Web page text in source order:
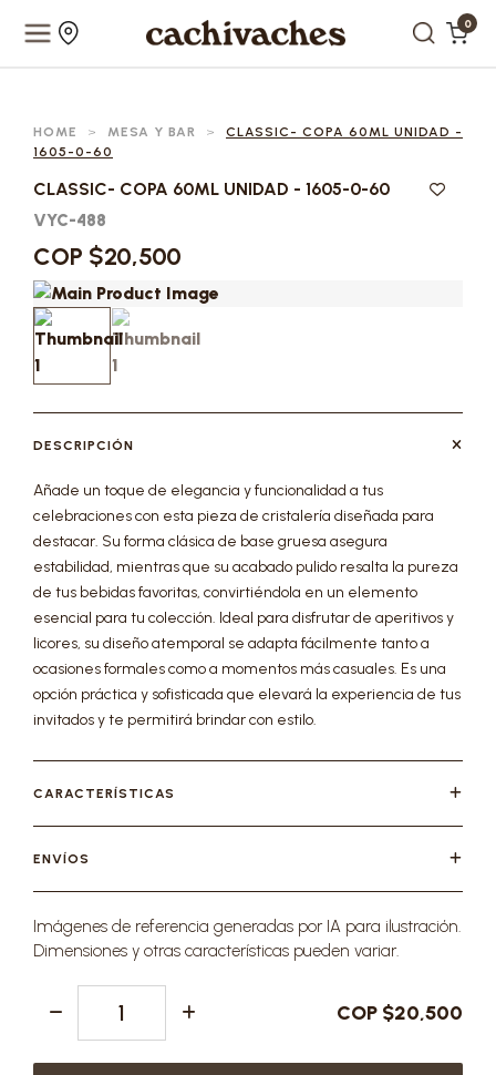
0
HOME > MESA Y BAR >
CLASSIC- COPA 60ML UNIDAD -
1605-0-60
CLASSIC- COPA 60ML UNIDAD - 1605-0-60
VYC-488
COP $20,500
DESCRIPCIÓN
Añade un toque de elegancia y funcionalidad a tus
celebraciones con esta pieza de cristalería diseñada para
destacar. Su forma clásica de base gruesa asegura
estabilidad, mientras que su acabado pulido resalta la pureza
de tus bebidas favoritas, convirtiéndola en un elemento
esencial para tu colección. Ideal para disfrutar de aperitivos y
licores, su diseño atemporal se adapta fácilmente tanto a
ocasiones formales como a momentos más casuales. Es una
opción práctica y sofisticada que elevará la experiencia de tus
invitados y te permitirá brindar con estilo.
CARACTERÍSTICAS
ENVÍOS
Imágenes de referencia generadas por IA para ilustración.
Dimensiones y otras características pueden variar.
COP $20,500